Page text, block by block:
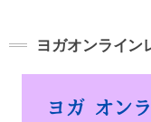
ヨガオンライン